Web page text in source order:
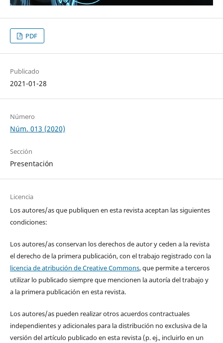
PDF
Publicado
2021-01-28
Número
Núm. 013 (2020)
Sección
Presentación
Licencia
Los autores/as que publiquen en esta revista aceptan las siguientes
condiciones:
Los autores/as conservan los derechos de autor y ceden a la revista
el derecho de la primera publicación, con el trabajo registrado con la
licencia de atribución de Creative Commons, que permite a terceros
utilizar lo publicado siempre que mencionen la autoría del trabajo y
a la primera publicación en esta revista.
Los autores/as pueden realizar otros acuerdos contractuales
independientes y adicionales para la distribución no exclusiva de la
versión del artículo publicado en esta revista (p. ej., incluirlo en un